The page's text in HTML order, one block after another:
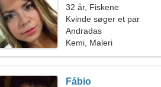
32 år, Fiskene
Kvinde søger et par
Andradas
Kemi, Maleri
Fábio